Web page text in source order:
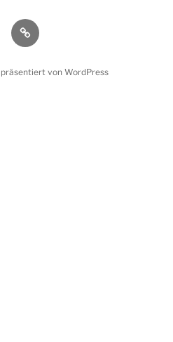
Schauspielervideos.de
von WordPress